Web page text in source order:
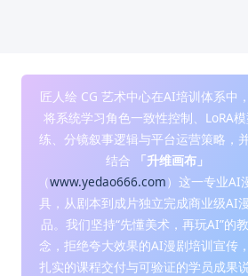
匠人绘 CG 艺术中心在AI培训体系中
将系统学习角色一致性控制、LoRA
练、分镜叙事逻辑与平台运营策略，
结合
「升维画布」
（www.yedao666.com）这一专业AI
具，从剧本到成片独立完成商业级AI
品。我们坚持“先懂美术，再玩AI”的
念，拒绝夸大效果的AI漫剧培训宣传
扎实的课程交付与可验证的学员成果说